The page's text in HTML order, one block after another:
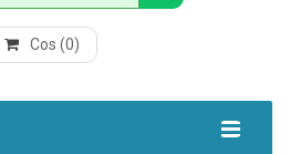
Cos (0)